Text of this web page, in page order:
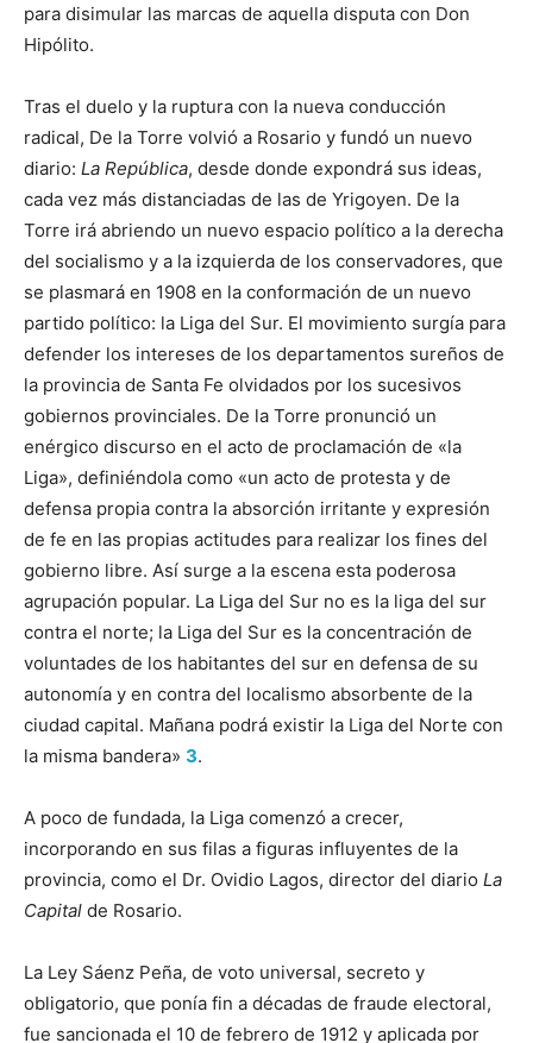
para disimular las marcas de aquella disputa con Don
Hipólito.
Tras el duelo y la ruptura con la nueva conducción
radical, De la Torre volvió a Rosario y fundó un nuevo
diario: La República, desde donde expondrá sus ideas,
cada vez más distanciadas de las de Yrigoyen. De la
Torre irá abriendo un nuevo espacio político a la derecha
del socialismo y a la izquierda de los conservadores, que
se plasmará en 1908 en la conformación de un nuevo
partido político: la Liga del Sur. El movimiento surgía para
defender los intereses de los departamentos sureños de
la provincia de Santa Fe olvidados por los sucesivos
gobiernos provinciales. De la Torre pronunció un
enérgico discurso en el acto de proclamación de «la
Liga», definiéndola como «un acto de protesta y de
defensa propia contra la absorción irritante y expresión
de fe en las propias actitudes para realizar los fines del
gobierno libre. Así surge a la escena esta poderosa
agrupación popular. La Liga del Sur no es la liga del sur
contra el norte; la Liga del Sur es la concentración de
voluntades de los habitantes del sur en defensa de su
autonomía y en contra del localismo absorbente de la
ciudad capital. Mañana podrá existir la Liga del Norte con
la misma bandera» 3.
A poco de fundada, la Liga comenzó a crecer,
incorporando en sus filas a figuras influyentes de la
provincia, como el Dr. Ovidio Lagos, director del diario La
Capital de Rosario.
La Ley Sáenz Peña, de voto universal, secreto y
obligatorio, que ponía fin a décadas de fraude electoral,
fue sancionada el 10 de febrero de 1912 y aplicada por